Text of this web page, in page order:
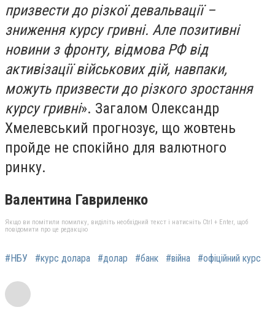
призвести до різкої девальвації –
зниження курсу гривні. Але позитивні
новини з фронту, відмова РФ від
активізації військових дій, навпаки,
можуть призвести до різкого зростання
курсу гривні». Загалом Олександр
Хмелевський прогнозує, що жовтень
пройде не спокійно для валютного
ринку.
Валентина Гавриленко
Якщо ви помітили помилку, виділіть необхідний текст і натисніть Ctrl + Enter, щоб
повідомити про це редакцію
#НБУ #курс долара #долар #банк #війна #офіційний курс